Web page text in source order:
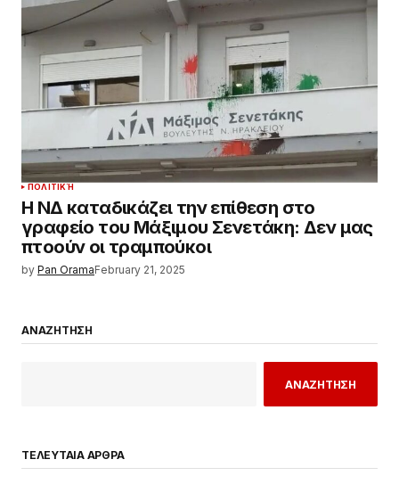
ΠΟΛΙΤΙΚΉ
Η ΝΔ καταδικάζει την επίθεση στο
γραφείο του Μάξιμου Σενετάκη: Δεν μας
πτοούν οι τραμπούκοι
by Pan OramaFebruary 21, 2025
ΑΝΑΖΗΤΗΣΗ
ΑΝΑΖΗΤΗΣΗ
ΤΕΛΕΥΤΑΙΑ ΑΡΘΡΑ